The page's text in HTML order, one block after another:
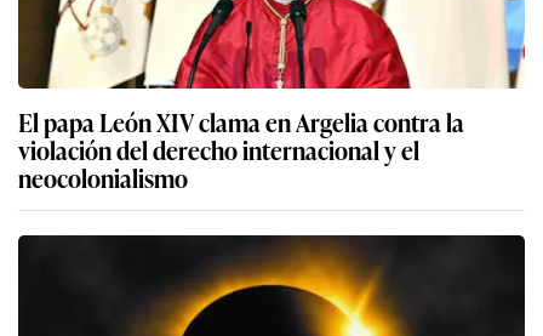
El papa León XIV clama en Argelia contra la
violación del derecho internacional y el
neocolonialismo